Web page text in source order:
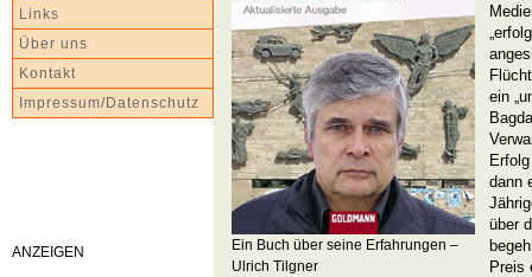
Links
Über uns
Kontakt
Impressum/Datenschutz
ANZEIGEN
Ein Buch über seine Erfahrungen –
Ulrich Tilgner
ein
dann
über
Preis